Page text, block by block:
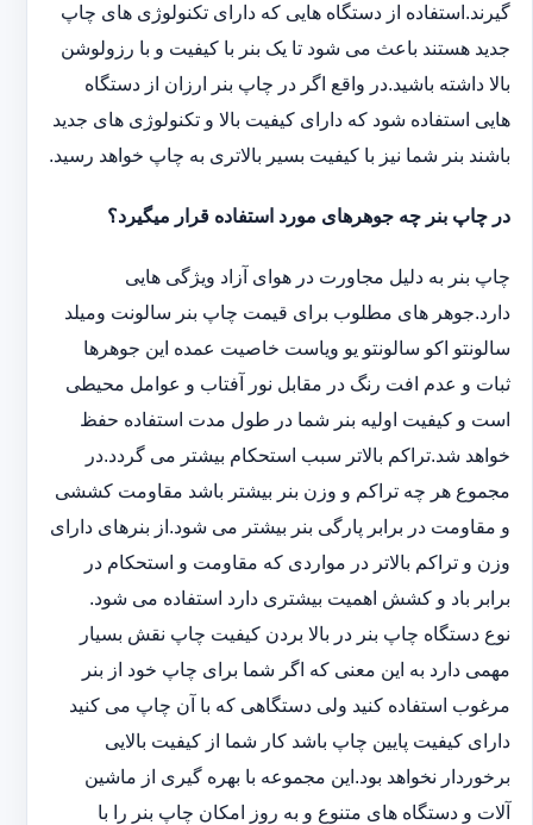
گیرند.استفاده از دستگاه هایی که دارای تکنولوژی های چاپ
جدید هستند باعث می شود تا یک بنر با کیفیت و با رزولوشن
بالا داشته باشید.در واقع اگر در چاپ بنر ارزان از دستگاه
هایی استفاده شود که دارای کیفیت بالا و تکنولوژی های جدید
باشند بنر شما نیز با کیفیت بسیر بالاتری به چاپ خواهد رسید.
در چاپ بنر چه جوهرهای مورد استفاده قرار میگیرد؟
چاپ بنر به دلیل مجاورت در هوای آزاد ویژگی هایی
دارد.جوهر های مطلوب برای قیمت چاپ بنر سالونت ‏و‏‏میلد
سالونت‎و ‎‏اکو سالونت‎‎‏و یو وی‎‏است خاصیت عمده این ‏جوهرها
ثبات و عدم افت رنگ در مقابل نور آفتاب و عوامل محیطی
است و کیفیت اولیه بنر شما در طول مدت استفاده حفظ
خواهد شد.‎تراکم بالاتر سبب استحکام بیشتر می گردد.در
مجموع هر چه تراکم و وزن بنر بیشتر باشد مقاومت کششی
و مقاومت در ‏برابر پارگی بنر بیشتر می شود.از بنرهای دارای
وزن و تراکم بالاتر در مواردی که مقاومت و استحکام در
برابر باد و ‏کشش اهمیت بیشتری دارد استفاده می شود‎.‎
نوع دستگاه چاپ بنر در بالا بردن کیفیت چاپ نقش بسیار
مهمی دارد به این معنی که اگر شما برای چاپ خود از بنر
‏مرغوب استفاده کنید ولی دستگاهی که با آن چاپ می کنید
دارای کیفیت پایین چاپ باشد کار شما از کیفیت بالایی
برخوردار ‏نخواهد بود.این مجموعه با بهره گیری از ماشین
آلات و دستگاه های متنوع و به روز امکان چاپ بنر را با